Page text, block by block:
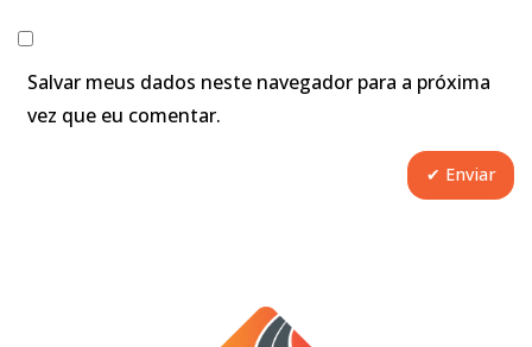
Salvar meus dados neste navegador para a próxima
vez que eu comentar.